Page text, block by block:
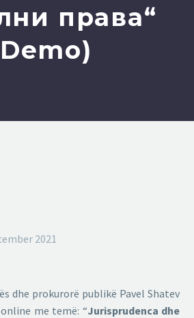
права“
2021
dhe prokurorë publikë Pavel Shatev
me temë: “Jurisprudenca dhe